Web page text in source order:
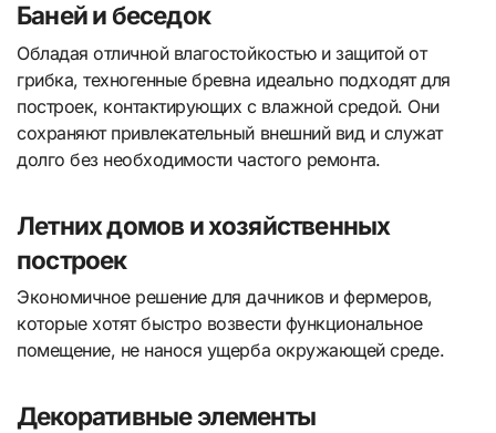
Баней и беседок
Обладая отличной влагостойкостью и защитой от
грибка, техногенные бревна идеально подходят для
построек, контактирующих с влажной средой. Они
сохраняют привлекательный внешний вид и служат
долго без необходимости частого ремонта.
Летних домов и хозяйственных
построек
Экономичное решение для дачников и фермеров,
которые хотят быстро возвести функциональное
помещение, не нанося ущерба окружающей среде.
Декоративные элементы